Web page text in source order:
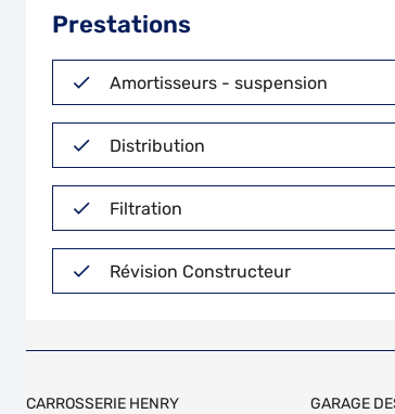
Prestations
Amortisseurs - suspension
Distribution
Filtration
Révision Constructeur
CARROSSERIE HENRY
GARAGE